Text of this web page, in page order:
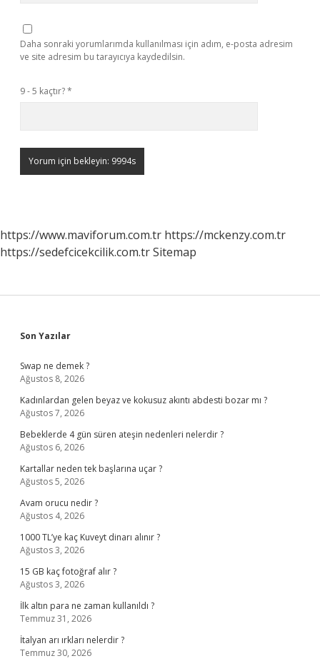
Daha sonraki yorumlarımda kullanılması için adım, e-posta adresim
ve site adresim bu tarayıcıya kaydedilsin.
9 - 5 kaçtır?*
https://www.maviforum.com.tr https://mckenzy.com.tr
https://sedefcicekcilik.com.trSitemap
Sidebar
Son Yazılar
Swap ne demek ?
Ağustos 8, 2026
Kadınlardan gelen beyaz ve kokusuz akıntı abdesti bozar mı ?
Ağustos 7, 2026
Bebeklerde 4 gün süren ateşin nedenleri nelerdir ?
Ağustos 6, 2026
Kartallar neden tek başlarına uçar ?
Ağustos 5, 2026
Avam orucu nedir ?
Ağustos 4, 2026
1000 TL’ye kaç Kuveyt dinarı alınır ?
Ağustos 3, 2026
15 GB kaç fotoğraf alır ?
Ağustos 3, 2026
İlk altın para ne zaman kullanıldı ?
Temmuz 31, 2026
İtalyan arı ırkları nelerdir ?
Temmuz 30, 2026